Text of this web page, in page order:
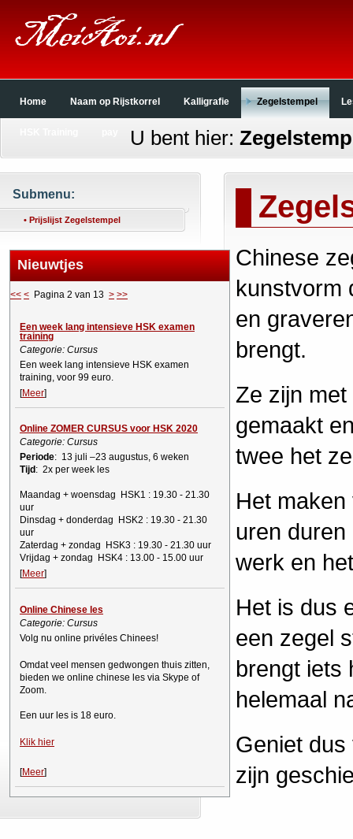
Home Naam op Rijstkorrel Kalligrafie Zegelstempel
U bent hier:
Submenu:
• Prijslijst Zegelstempel
Nieuwtjes
<< < Pagina 2 van 13 > >>
Een week lang intensieve HSK examen
training
Categorie: Cursus
Een week lang intensieve HSK examen
training, voor 99 euro.
[Meer]
Online ZOMER CURSUS voor HSK 2020
Categorie: Cursus
Periode: 13 juli –23 augustus, 6 weken
Tijd : 2x per week les
Maandag + woensdag
HSK1 : 19.30 - 21.30
uur
Dinsdag + donderdag
HSK2 : 19.30 - 21.30
uur
Zaterdag + zondag
HSK3 : 19.30 - 21.30 uur
Vrijdag + zondag
HSK4 : 13.00 - 15.00 uur
[Meer]
Online Chinese les
Categorie: Cursus
Volg nu online privéles Chinees!
Omdat veel mensen gedwongen thuis zitten,
bieden we online chinese les via Skype of
Zoom.
Een uur les is 18 euro.
Klik hier
[Meer]
Chinese
kunstvorm
en
brengt.
Ze zijn
gemaakt
twee het
Het
uren
werk en
Het is dus
een zegel
brengt iets
helemaal
Geniet
zijn